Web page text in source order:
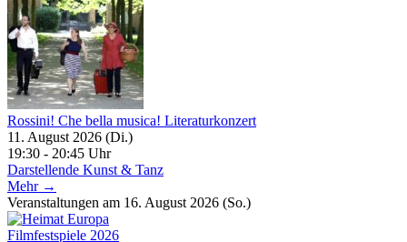
Rossini! Che bella musica! Literaturkonzert
11. August 2026 (Di.)
19:30 - 20:45 Uhr
Darstellende Kunst & Tanz
Mehr →
Veranstaltungen am 16. August 2026 (So.)